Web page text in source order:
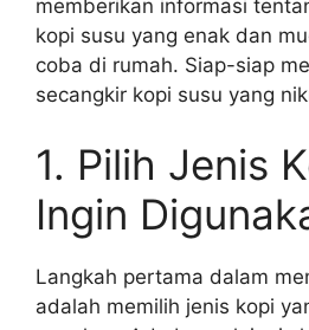
memberikan informasi
kopi susu yang enak dan
coba di rumah. Siap-siap
secangkir kopi susu yang
1. Pilih Jenis
Ingin
Langkah pertama dalam
adalah memilih jenis kopi